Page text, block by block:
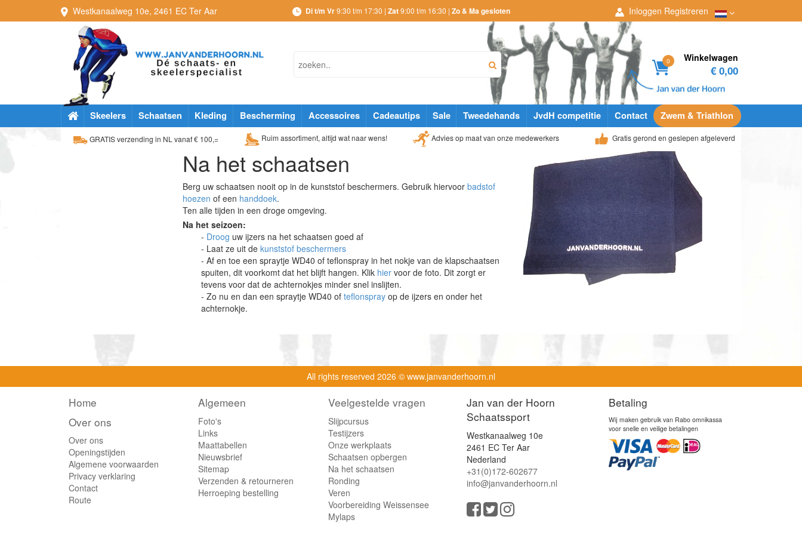
Westkanaalweg 10e, 2461 EC Ter Aar Di t/m Vr9:30 t/m 17:30 | Zat9:00 t/m 16:30 | Zo & Ma gesloten Inloggen Registreren
0 Winkelwagen
€ 0,00
Skeelers Schaatsen Kleding Bescherming Accessoires Cadeautips Sale Tweedehands JvdH competitie Contact Zwem & Triathlon
GRATIS verzending in NL vanaf € 100,= Ruim assortiment, altijd wat naar wens! Advies op maat van onze medewerkers Gratis gerond en geslepen afgeleverd
Na het schaatsen
Berg uw schaatsen nooit op in de kunststof beschermers. Gebruik hiervoorbadstof
hoezen of een handdoek.
Ten alle tijden in een droge omgeving.
Na het seizoen:
- Droog uw ijzers na het schaatsen goed af
- Laat ze uit dekunststof beschermers
- Af en toe een spraytje WD40 of teflonspray in het nokje van de klapschaatsen
spuiten, dit voorkomt dat het blijft hangen. Klik hier voor de foto. Dit zorgt er
tevens voor dat de achternokjes minder snel inslijten.
- Zo nu en dan een spraytje WD40 ofteflonspray op de ijzers en onder het
achternokje.
All rights reserved 2026 © www.janvanderhoorn.nl
Home
Over ons
Over ons
Openingstijden
Algemene voorwaarden
Privacy verklaring
Contact
Route
Algemeen
Foto's
Links
Maattabellen
Nieuwsbrief
Sitemap
Verzenden & retourneren
Herroeping bestelling
Veelgestelde vragen
Slijpcursus
Testijzers
Onze werkplaats
Schaatsen opbergen
Na het schaatsen
Ronding
Veren
Voorbereiding Weissensee
Mylaps
Jan van der Hoorn
Schaatssport
Westkanaalweg 10e
2461 EC Ter Aar
Nederland
+31(0)172-602677
info@janvanderhoorn.nl
Betaling
Wij maken gebruik van Rabo omnikassa
voor snelle en veilige betalingen